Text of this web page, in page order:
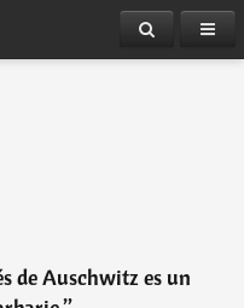
de Auschwitz es un